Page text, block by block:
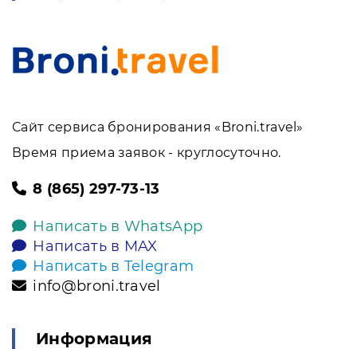
Сайт сервиса бронирования «Broni.travel»
Время приема заявок - круглосуточно.
8 (865) 297-73-13
Написать в WhatsApp
Написать в MAX
Написать в Telegram
info@broni.travel
Информация